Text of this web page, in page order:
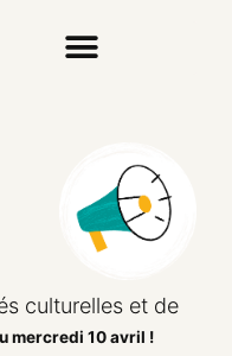
culturelles et de
mercredi 10 avril !